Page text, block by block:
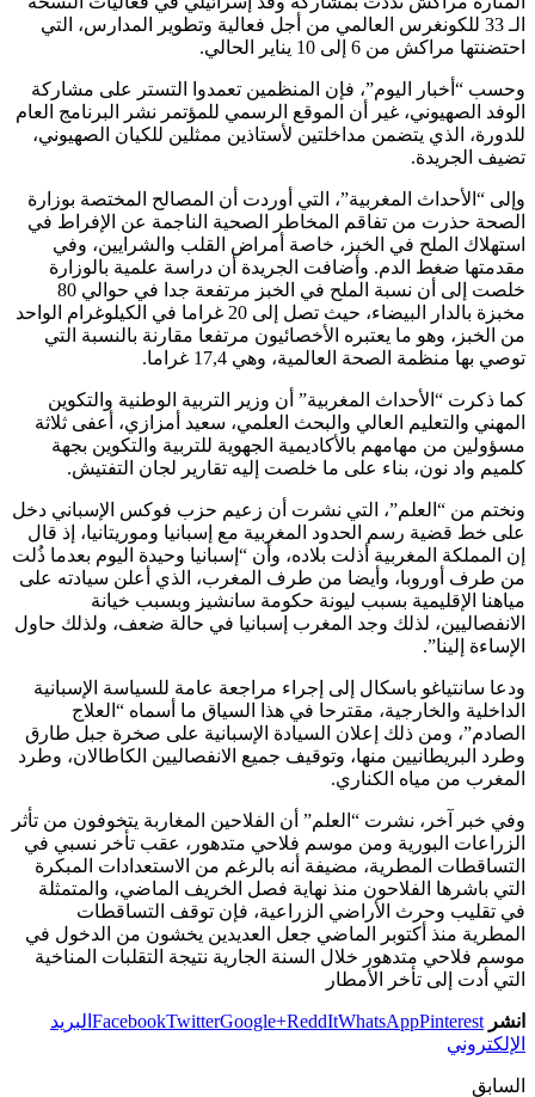
الـ 33 للكونغرس العالمي من أجل فعالية وتطوير المدارس، التي
احتضنتها مراكش من 6 إلى 10 يناير الحالي.
وحسب “أخبار اليوم”، فإن المنظمين تعمدوا التستر على مشاركة
الوفد الصهيوني، غير أن الموقع الرسمي للمؤتمر نشر البرنامج العام
للدورة، الذي يتضمن مداخلتين لأستاذين ممثلين للكيان الصهيوني،
تضيف الجريدة.
وإلى “الأحداث المغربية”، التي أوردت أن المصالح المختصة بوزارة
الصحة حذرت من تفاقم المخاطر الصحية الناجمة عن الإفراط في
استهلاك الملح في الخبز، خاصة أمراض القلب والشرايين، وفي
مقدمتها ضغط الدم. وأضافت الجريدة أن دراسة علمية بالوزارة
خلصت إلى أن نسبة الملح في الخبز مرتفعة جدا في حوالي 80
مخبزة بالدار البيضاء، حيث تصل إلى 20 غراما في الكيلوغرام الواحد
من الخبز، وهو ما يعتبره الأخصائيون مرتفعا مقارنة بالنسبة التي
توصي بها منظمة الصحة العالمية، وهي 17,4 غراما.
كما ذكرت “الأحداث المغربية” أن وزير التربية الوطنية والتكوين
المهني والتعليم العالي والبحث العلمي، سعيد أمزازي، أعفى ثلاثة
مسؤولين من مهامهم بالأكاديمية الجهوية للتربية والتكوين بجهة
كلميم واد نون، بناء على ما خلصت إليه تقارير لجان التفتيش.
ونختم من “العلم”، التي نشرت أن زعيم حزب فوكس الإسباني دخل
على خط قضية رسم الحدود المغربية مع إسبانيا وموريتانيا، إذ قال
إن المملكة المغربية أذلت بلاده، وأن “إسبانيا وحيدة اليوم بعدما ذُلت
من طرف أوروبا، وأيضا من طرف المغرب، الذي أعلن سيادته على
مياهنا الإقليمية بسبب ليونة حكومة سانشيز وبسبب خيانة
الانفصاليين، لذلك وجد المغرب إسبانيا في حالة ضعف، ولذلك حاول
الإساءة إلينا”.
ودعا سانتياغو باسكال إلى إجراء مراجعة عامة للسياسة الإسبانية
الداخلية والخارجية، مقترحا في هذا السياق ما أسماه “العلاج
الصادم”، ومن ذلك إعلان السيادة الإسبانية على صخرة جبل طارق
وطرد البريطانيين منها، وتوقيف جميع الانفصاليين الكاطالان، وطرد
المغرب من مياه الكناري.
وفي خبر آخر، نشرت “العلم” أن الفلاحين المغاربة يتخوفون من تأثر
الزراعات البورية ومن موسم فلاحي متدهور، عقب تأخر نسبي في
التساقطات المطرية، مضيفة أنه بالرغم من الاستعدادات المبكرة
التي باشرها الفلاحون منذ نهاية فصل الخريف الماضي، والمتمثلة
في تقليب وحرث الأراضي الزراعية، فإن توقف التساقطات
المطرية منذ أكتوبر الماضي جعل العديدين يخشون من الدخول في
موسم فلاحي متدهور خلال السنة الجارية نتيجة التقلبات المناخية
التي أدت إلى تأخر الأمطار
انشر FacebookTwitterGoogle+ReddItWhatsAppPinterest
البريد
الإلكتروني
السابق